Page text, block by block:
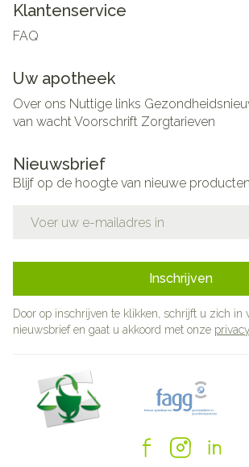
Klantenservice
FAQ
Uw apotheek
Over ons Nuttige links
van wachtVoorschrift Zorgtarieven
Nieuwsbrief
Blijf op de hoogte van nieuwe
Inschrijven
Door op inschrijven te klikken, schrijft u zich in
nieuwsbrief en gaat u akkoord met onze